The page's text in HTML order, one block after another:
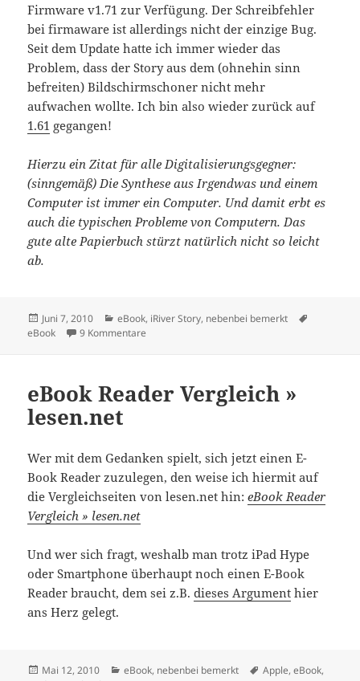
Firmware v1.71 zur Verfügung. Der Schreibfehler
bei firmaware ist allerdings nicht der einzige Bug.
Seit dem Update hatte ich immer wieder das
Problem, dass der Story aus dem (ohnehin sinn
befreiten) Bildschirmschoner nicht mehr
aufwachen wollte. Ich bin also wieder zurück auf
1.61 gegangen!
Hierzu ein Zitat für alle Digitalisierungsgegner:
(sinngemäß) Die Synthese aus Irgendwas und einem
Computer ist immer ein Computer. Und damit erbt es
auch die typischen Probleme von Computern. Das
gute alte Papierbuch stürzt natürlich nicht so leicht
ab.
Veröffentlicht
am
Juni 7, 2010 Kategorien
eBook, iRiver Story, nebenbei bemerkt
eBook
9 Kommentare
eBook Reader Vergleich »
lesen.net
Wer mit dem Gedanken spielt, sich jetzt einen E-
Book Reader zuzulegen, den weise ich hiermit auf
die Vergleichseiten von lesen.net hin:eBook Reader
Vergleich » lesen.net
Und wer sich fragt, weshalb man trotz iPad Hype
oder Smartphone überhaupt noch einen E-Book
Reader braucht, dem sei z.B.dieses Argument hier
ans Herz gelegt.
Veröffentlicht
Mai 12, 2010 Kategorien
eBook, nebenbei bemerkt Schlagwörter
Apple,eBook,